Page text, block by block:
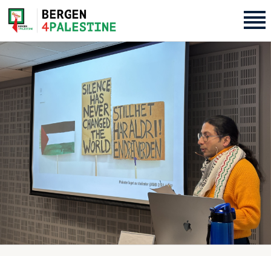
Home
Aktiviteter
Bli med på laget!
Om oss
Kontakt oss